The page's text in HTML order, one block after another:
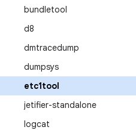
bundletool
d8
dmtracedump
dumpsys
etc1tool
jetifier-standalone
logcat